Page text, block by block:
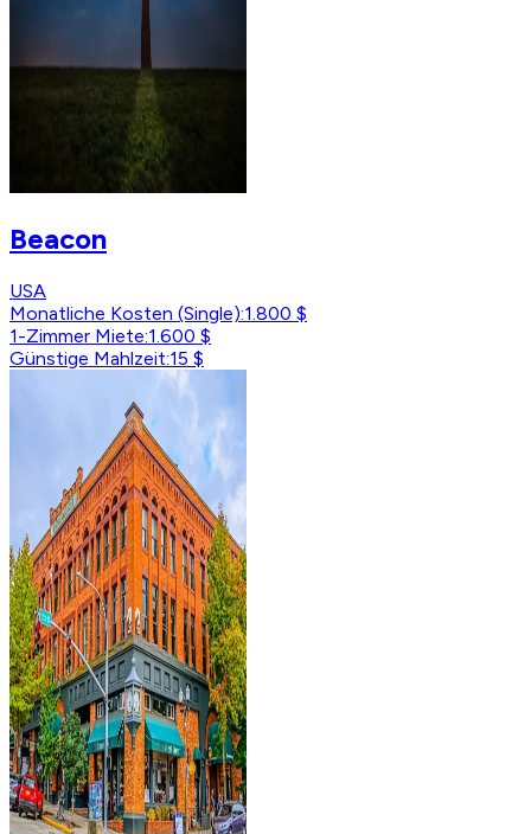
Beacon
USA
Monatliche Kosten (Single):1.800 $
1-Zimmer Miete:1.600 $
Günstige Mahlzeit:15 $